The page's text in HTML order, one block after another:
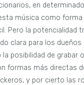
en
música como
Pero la potencialidad
clara para los dueños
posibilidad de grabar
formas más directas
y por cierto las